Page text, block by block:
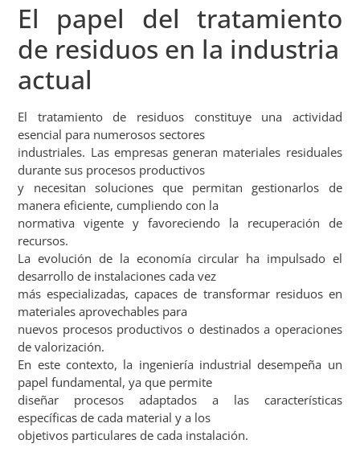
El papel del tratamiento
de residuos en la industria
actual
El tratamiento de residuos constituye una actividad
esencial para numerosos sectores
industriales. Las empresas generan materiales residuales
durante sus procesos productivos
y necesitan soluciones que permitan gestionarlos de
manera eficiente, cumpliendo con la
normativa vigente y favoreciendo la recuperación de
recursos.
La evolución de la economía circular ha impulsado el
desarrollo de instalaciones cada vez
más especializadas, capaces de transformar residuos en
materiales aprovechables para
nuevos procesos productivos o destinados a operaciones
de valorización.
En este contexto, la ingeniería industrial desempeña un
papel fundamental, ya que permite
diseñar procesos adaptados a las características
específicas de cada material y a los
objetivos particulares de cada instalación.